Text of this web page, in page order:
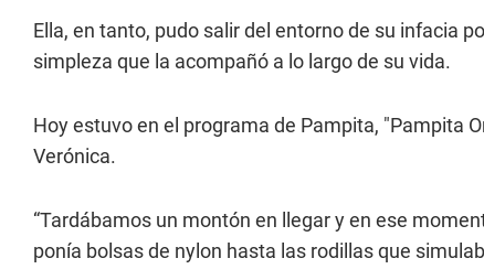
Ella, en tanto, pudo salir del entorno de su infacia
simpleza que la acompañó a lo largo de su vida.
Hoy estuvo en el programa de Pampita, "Pampita
Verónica.
“Tardábamos un montón en llegar y en ese
ponía bolsas de nylon hasta las rodillas que